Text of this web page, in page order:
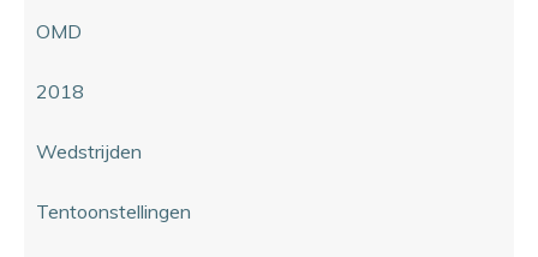
OMD
2018
Wedstrijden
Tentoonstellingen